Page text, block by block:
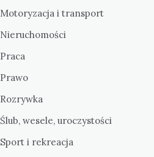
Motoryzacja i transport
Nieruchomości
Praca
Prawo
Rozrywka
Ślub, wesele, uroczystości
Sport i rekreacja